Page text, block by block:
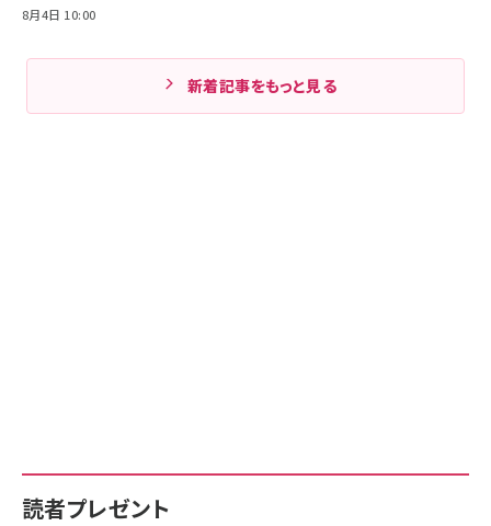
8月4日 10:00
新着記事をもっと見る
読者プレゼント